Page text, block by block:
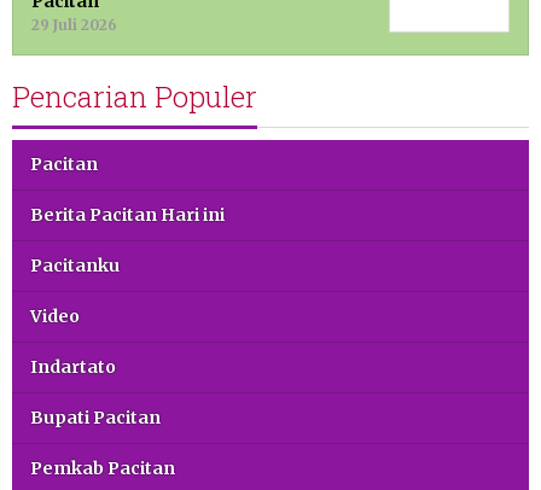
29 Juli 2026
Pencarian Populer
Pacitan
Berita Pacitan Hari ini
Pacitanku
Video
Indartato
Bupati Pacitan
Pemkab Pacitan